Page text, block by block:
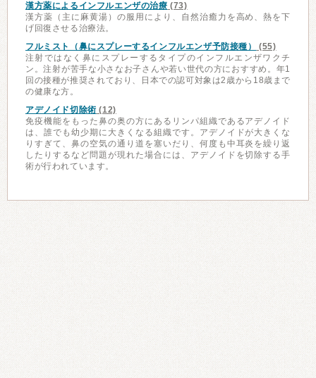
漢方薬によるインフルエンザの治療 (73)
漢方薬（主に麻黄湯）の服用により、自然治癒力を高め、熱を下
げ回復させる治療法。
フルミスト（鼻にスプレーするインフルエンザ予防接種）
(55)
注射ではなく鼻にスプレーするタイプのインフルエンザワクチ
ン。注射が苦手な小さなお子さんや若い世代の方におすすめ。年1
回の接種が推奨されており、日本での認可対象は2歳から18歳まで
の健康な方。
アデノイド切除術 (12)
免疫機能をもった鼻の奥の方にあるリンパ組織であるアデノイド
は、誰でも幼少期に大きくなる組織です。アデノイドが大きくな
りすぎて、鼻の空気の通り道を塞いだり、何度も中耳炎を繰り返
したりするなど問題が現れた場合には、アデノイドを切除する手
術が行われています。